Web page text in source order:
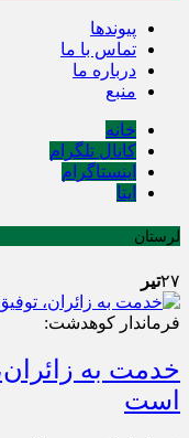
پیوندها
تماس با ما
درباره ما
منبع
خانه
کانال تلگرام
اینستاگرام
ایتا
لرستان
۲۷تیر
فرماندار کوهدشت:
خدمت به
است